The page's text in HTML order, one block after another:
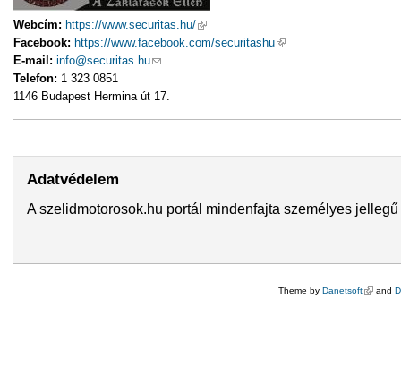
Webcím: https://www.securitas.hu/(külső hivatkozás)
Facebook: https://www.facebook.com/securitashu(külső hivatkozás)
E-mail: info@securitas.hu(link sends e-mail)
Telefon: 1 323 0851
1146 Budapest Hermina út 17.
Adatvédelem
A szelidmotorosok.hu portál mindenfajta személyes
Theme by Danetsoft(külső
and